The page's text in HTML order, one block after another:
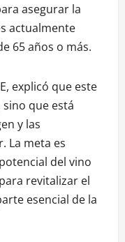
asegurar la
actualmente
65 años o más.
explicó que este
que está
y las
La meta es
del vino
revitalizar el
esencial de la